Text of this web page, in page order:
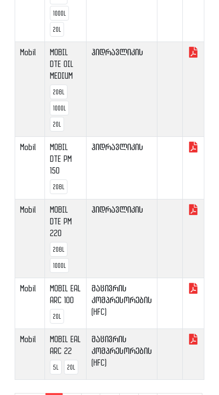
1000L
20L
Mobil
MOBIL
DTE OIL
MEDIUM
208L
1000L
20L
ჰიდრავლიკის
Mobil
MOBIL
DTE PM
150
208L
ჰიდრავლიკის
Mobil
MOBIL
DTE PM
220
208L
1000L
ჰიდრავლიკის
Mobil
MOBIL EAL
ARC 100
20L
მაცივრის
კომპრესორების
(HFC)
Mobil
MOBIL EAL
ARC 22
5L 20L
მაცივრის
კომპრესორების
(HFC)